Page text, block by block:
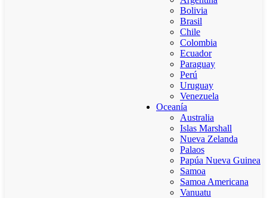
Bolivia
Brasil
Chile
Colombia
Ecuador
Paraguay
Perú
Uruguay
Venezuela
Oceanía
Australia
Islas Marshall
Nueva Zelanda
Palaos
Papúa Nueva Guinea
Samoa
Samoa Americana
Vanuatu